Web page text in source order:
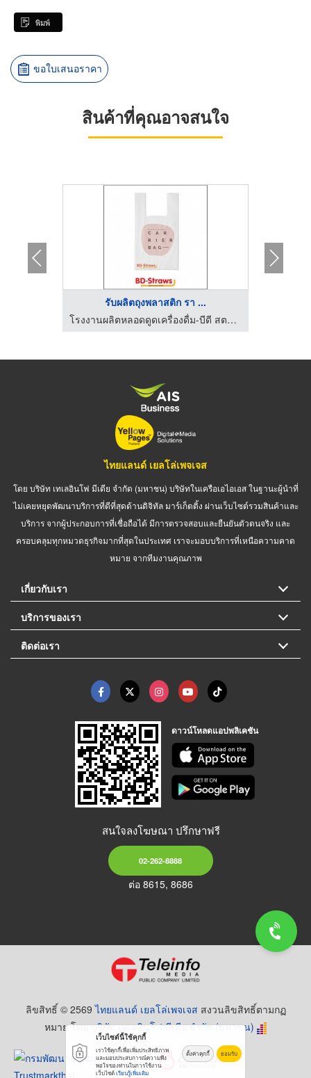
พิมพ์
ขอใบเสนอราคา
สินค้าที่คุณอาจสนใจ
รับผลิตถุงพลาสติก รา ...
โรงงานผลิตหลอดดูดเครื่องดื่ม-บีดี สตรอว์
ไทยแลนด์ เยลโล่เพจเจส
โดย บริษัท เทเลอินโฟ มีเดีย จำกัด (มหาชน) บริษัทในเครือเอไอเอส ในฐานะผู้นำที่
ไม่เคยหยุดพัฒนาบริการที่ดีที่สุดด้านดิจิทัล มาร์เก็ตติ้ง ผ่านเว็บไซต์รวมสินค้าและ
บริการ จากผู้ประกอบการที่เชื่อถือได้ มีการตรวจสอบและยืนยันตัวตนจริง และ
ครอบคลุมทุกหมวดธุรกิจมากที่สุดในประเทศ เราจะมอบบริการที่เหนือความคาด
หมาย จากทีมงานคุณภาพ
เกี่ยวกับเรา
บริการของเรา
ติดต่อเรา
ดาวน์โหลดแอปพลิเคชัน
สนใจลงโฆษณา ปรึกษาฟรี
02-262-8888
ต่อ 8615, 8686
ลิขสิทธิ์ © 2569ไทยแลนด์ เยลโล่เพจเจส สงวนลิขสิทธิ์ตามกฏ
หมาย โดยบริษัท เทเลอินโฟ มีเดีย จำกัด (มหาชน)
เว็บไซต์นี้ใช้คุกกี้
เราใช้คุกกี้เพื่อเพิ่มประสิทธิภาพ
และมอบประสบการณ์ความพึง
พอใจของท่านในการใช้งาน
เว็บไซต์เรียนรู้เพิ่มเติม
ตั้งค่าคุกกี้ ยอมรับ